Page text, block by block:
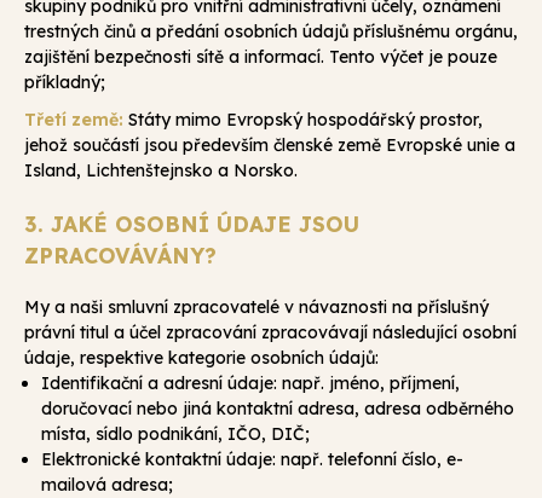
skupiny podniků pro vnitřní administrativní účely, oznámení
trestných činů a předání osobních údajů příslušnému orgánu,
zajištění bezpečnosti sítě a informací. Tento výčet je pouze
příkladný;
Třetí země: Státy mimo Evropský hospodářský prostor,
jehož součástí jsou především členské země Evropské unie a
Island, Lichtenštejnsko a Norsko.
3. JAKÉ OSOBNÍ ÚDAJE JSOU
ZPRACOVÁVÁNY?
My a naši smluvní zpracovatelé v návaznosti na příslušný
právní titul a účel zpracování zpracovávají následující osobní
údaje, respektive kategorie osobních údajů:
Identifikační a adresní údaje: např. jméno, příjmení,
doručovací nebo jiná kontaktní adresa, adresa odběrného
místa, sídlo podnikání, IČO, DIČ;
Elektronické kontaktní údaje: např. telefonní číslo, e-
mailová adresa;